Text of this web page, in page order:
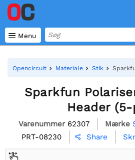
 Menu
Opencircuit Materiale Stik
Sparkfun
Header (5-
Varenummer 62307 Mærke
PRT-08230
 Share